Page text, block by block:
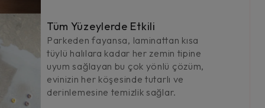
Tüm Yüzeylerde Etkili
Parkeden fayansa, laminattan kısa
tüylü halılara kadar her zemin tipine
uyum sağlayan bu çok yönlü çözüm,
evinizin her köşesinde tutarlı ve
derinlemesine temizlik sağlar.